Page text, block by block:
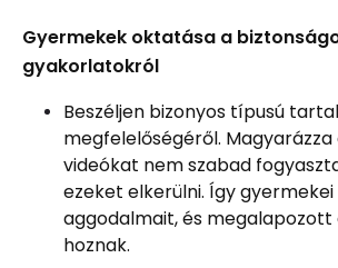
Gyermekek oktatása a
gyakorlatokról
Beszéljen bizonyos típusú
megfelelőségéről. Magyarázza
videókat nem szabad
ezeket elkerülni. Így
aggodalmait, és
hoznak.